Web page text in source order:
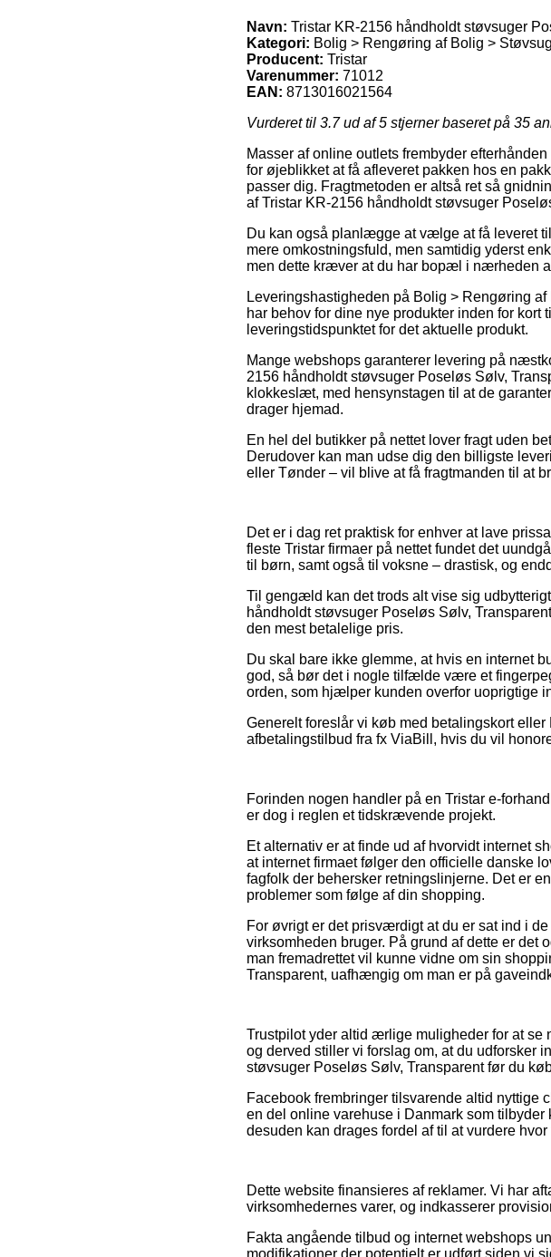
Navn: Tristar KR-2156 håndholdt støvsuger
Kategori: Bolig > Rengøring af Bolig >
Producent: Tristar
Varenummer: 71012
EAN: 8713016021564
Vurderet til 3.7ud af 5 stjerner baseret på 35
Masser af online outlets frembyder
for øjeblikket at få afleveret pakken hos en
passer dig. Fragtmetoden er altså ret så
af Tristar KR-2156 håndholdt støvsuger
Du kan også planlægge at vælge at få leveret
mere omkostningsfuld, men samtidig yderst
men dette kræver at du har bopæl i nærheden
Leveringshastigheden på Bolig > Rengøring
har behov for dine nye produkter inden for
leveringstidspunktet for det aktuelle produkt.
Mange webshops garanterer levering på
2156 håndholdt støvsuger Poseløs Sølv,
klokkeslæt, med hensynstagen til at de
drager hjemad.
En hel del butikker på nettet lover fragt uden
Derudover kan man udse dig den billigste
eller Tønder – vil blive at få fragtmanden til at
Det er i dag ret praktisk for enhver at lave
fleste Tristar firmaer på nettet fundet det
til børn, samt også til voksne – drastisk, og
Til gengæld kan det trods alt vise sig
håndholdt støvsuger Poseløs Sølv,
den mest betalelige pris.
Du skal bare ikke glemme, at hvis en internet
god, så bør det i nogle tilfælde være et
orden, som hjælper kunden overfor uoprigtige
Generelt foreslår vi køb med betalingskort
afbetalingstilbud fra fx ViaBill, hvis du vil
Forinden nogen handler på en Tristar e-
er dog i reglen et tidskrævende projekt.
Et alternativ er at finde ud af hvorvidt internet
at internet firmaet følger den officielle danske
fagfolk der behersker retningslinjerne. Det er
problemer som følge af din shopping.
For øvrigt er det prisværdigt at du er sat ind i
virksomheden bruger. På grund af dette er det
man fremadrettet vil kunne vidne om sin
Transparent, uafhængig om man er på
Trustpilot yder altid ærlige muligheder for at
og derved stiller vi forslag om, at du udforsker
støvsuger Poseløs Sølv, Transparent før du
Facebook frembringer tilsvarende altid nyttige
en del online varehuse i Danmark som
desuden kan drages fordel af til at vurdere
Dette website finansieres af reklamer. Vi har
virksomhedernes varer, og indkasserer
Fakta angående tilbud og internet webshops
modifikationer der potentielt er udført siden vi